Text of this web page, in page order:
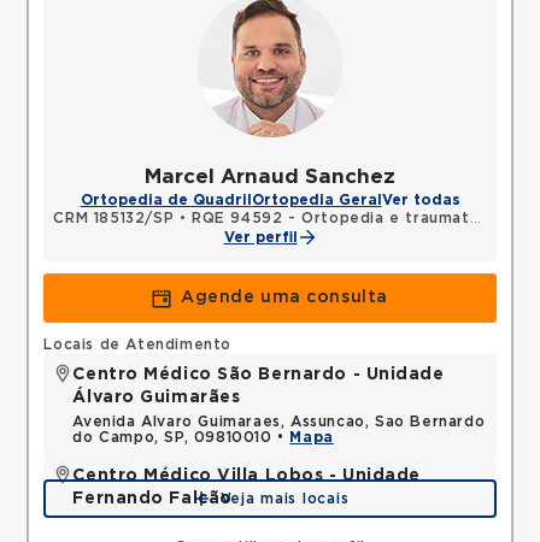
Marcel Arnaud Sanchez
Ortopedia de Quadril Ortopedia Geral Ver todas
CRM 185132/SP •
RQE 94592 - Ortopedia e traumatologia
Ver perfil
Agende uma consulta
Locais de Atendimento
Centro Médico São Bernardo - Unidade
Álvaro Guimarães
Avenida Alvaro Guimaraes, Assuncao, Sao Bernardo
do Campo, SP, 09810010 •
Mapa
Centro Médico Villa Lobos - Unidade
Fernando Falcão
Rua Fernando Falcao, Mooca, Sao Paulo, SP,
Mapa
Veja mais locais